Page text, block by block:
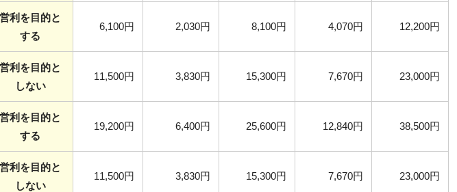
営利を目的と
する
6,100円 2,030円 8,100円 4,070円 12,200円
営利を目的と
しない
11,500円 3,830円 15,300円 7,670円 23,000円
営利を目的と
する
19,200円 6,400円 25,600円 12,840円 38,500円
営利を目的と
しない
11,500円 3,830円 15,300円 7,670円 23,000円